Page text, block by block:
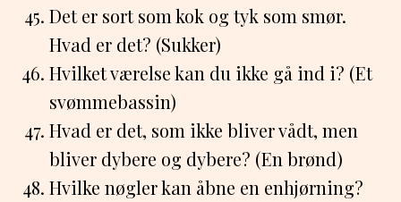
Det er sort som kok og tyk som smør.
Hvad er det? (Sukker)
Hvilket værelse kan du ikke gå ind i? (Et
svømmebassin)
Hvad er det, som ikke bliver vådt, men
bliver dybere og dybere? (En brønd)
Hvilke nøgler kan åbne en enhjørning?